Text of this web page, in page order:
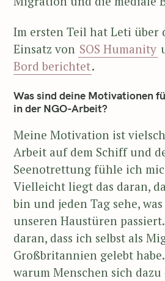
Im ersten Teil hat Leti über
Einsatz von SOS Humanity
Bord berichtet.
Was sind deine Motivationen
in der NGO-Arbeit?
Meine Motivation ist
Arbeit auf dem Schiff und
Seenotrettung fühle ich
Vielleicht liegt das daran,
bin und jeden Tag sehe,
unseren Haustüren
daran, dass ich selbst als
Großbritannien gelebt
warum Menschen sich